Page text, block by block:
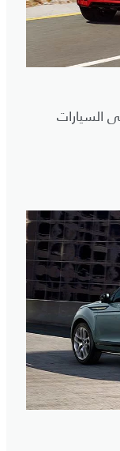
السيارات